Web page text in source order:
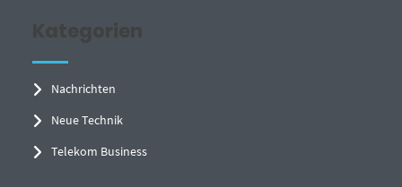
Kategorien
Nachrichten
Neue Technik
Telekom Business